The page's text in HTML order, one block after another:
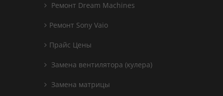
Ремонт Dream Machines
Ремонт Sony Vaio
Прайс Цены
Замена вентилятора (кулера)
Замена матрицы